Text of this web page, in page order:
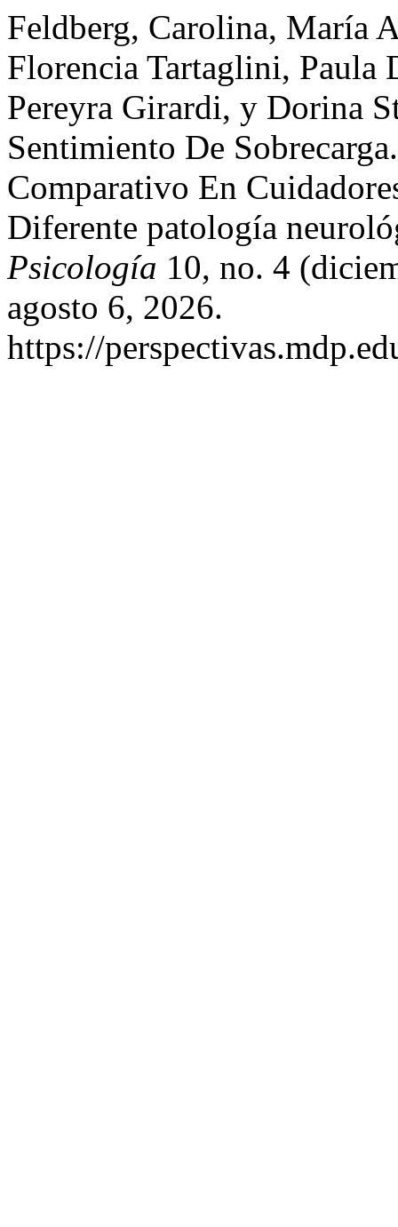
Feldberg, Carolina, María
Florencia Tartaglini, Paula
Pereyra Girardi, y Dorina
Sentimiento De
Comparativo En
Diferente patología
Psicología 10, no. 4
agosto 6, 2026.
https://